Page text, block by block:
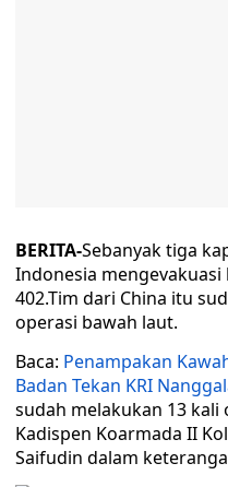
BERITA-Sebanyak tiga
Indonesia mengevakuasi
402.Tim dari China itu
operasi bawah laut.
Baca: Penampakan
Badan Tekan KRI
sudah melakukan 13 kali
Kadispen Koarmada II
Saifudin dalam